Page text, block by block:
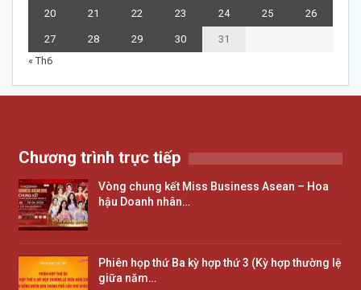
20 21 22 23 24 25 26
27 28 29 30
31
« Th6
Chương trình trực tiếp
Vòng chung kết Miss Business Asean – Hoa
hậu Doanh nhân…
Phiên họp thứ Ba kỳ hợp thứ 3 (Kỳ hợp thường lệ
giữa năm…